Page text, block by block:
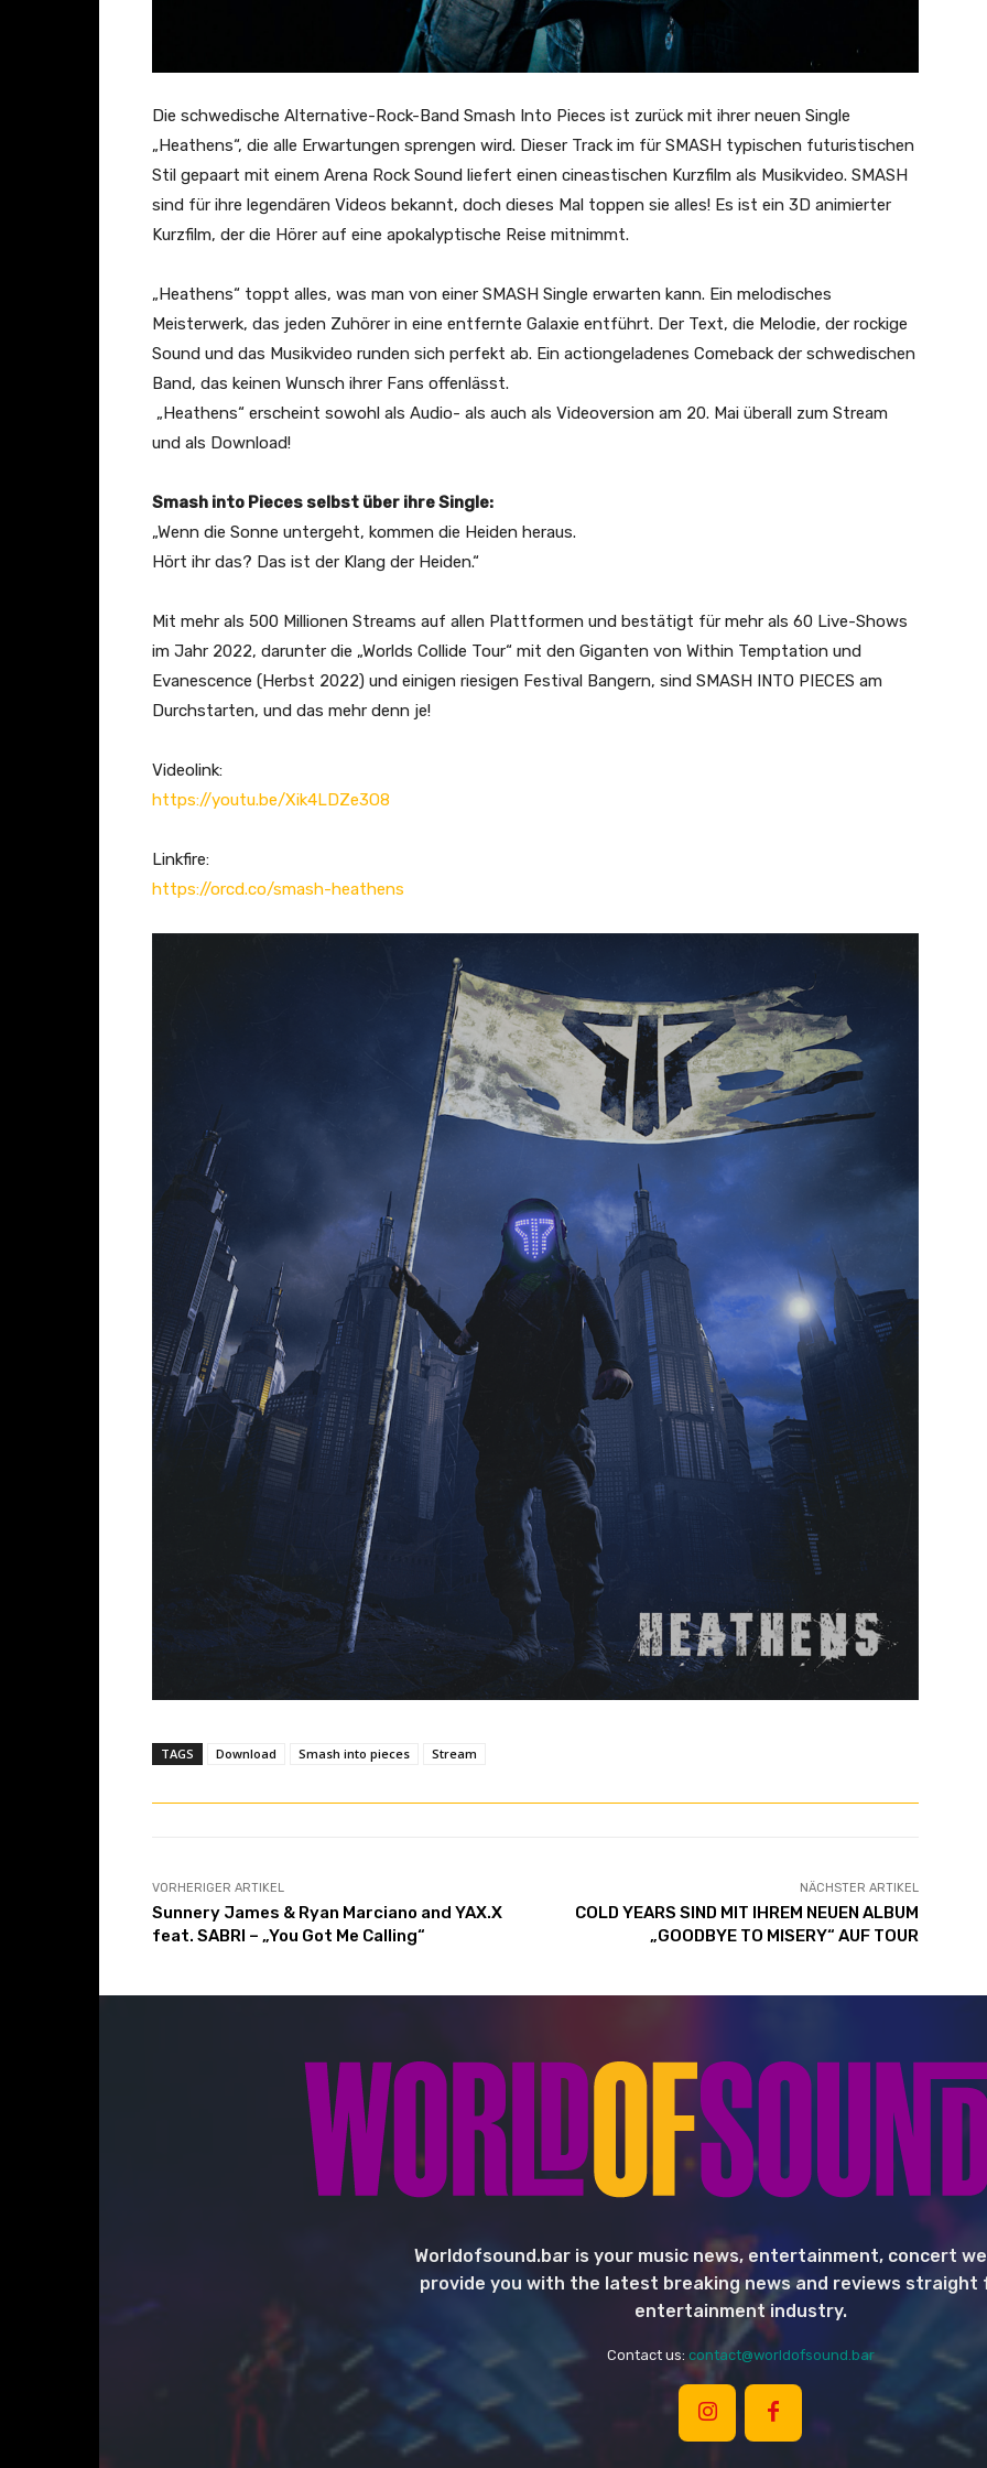
Die schwedische Alternative-Rock-Band Smash Into Pieces ist zurück mit ihrer neuen Single
„Heathens“, die alle Erwartungen sprengen wird. Dieser Track im für SMASH typischen futuristischen
Stil gepaart mit einem Arena Rock Sound liefert einen cineastischen Kurzfilm als Musikvideo. SMASH
sind für ihre legendären Videos bekannt, doch dieses Mal toppen sie alles! Es ist ein 3D animierter
Kurzfilm, der die Hörer auf eine apokalyptische Reise mitnimmt.
„Heathens“ toppt alles, was man von einer SMASH Single erwarten kann. Ein melodisches
Meisterwerk, das jeden Zuhörer in eine entfernte Galaxie entführt. Der Text, die Melodie, der rockige
Sound und das Musikvideo runden sich perfekt ab. Ein actiongeladenes Comeback der schwedischen
Band, das keinen Wunsch ihrer Fans offenlässt.
„Heathens“ erscheint sowohl als Audio- als auch als Videoversion am 20. Mai überall zum Stream
und als Download!
Smash into Pieces selbst über ihre Single:
„Wenn die Sonne untergeht, kommen die Heiden heraus.
Hört ihr das? Das ist der Klang der Heiden.“
Mit mehr als 500 Millionen Streams auf allen Plattformen und bestätigt für mehr als 60 Live-Shows
im Jahr 2022, darunter die „Worlds Collide Tour“ mit den Giganten von Within Temptation und
Evanescence (Herbst 2022) und einigen riesigen Festival Bangern, sind SMASH INTO PIECES am
Durchstarten, und das mehr denn je!
Videolink:
https://youtu.be/Xik4LDZe3O8
Linkfire:
https://orcd.co/smash-heathens
TAGS Download Smash into pieces Stream
VORHERIGER ARTIKEL
Sunnery James & Ryan Marciano and YAX.X
feat. SABRI – „You Got Me Calling“
NÄCHSTER ARTIKEL
COLD YEARS SIND MIT IHREM NEUEN ALBUM
„GOODBYE TO MISERY“ AUF TOUR
Worldofsound.bar is your music news, entertainment, concert
provide you with the latest breaking news and reviews straight
entertainment industry.
Contact us: contact@worldofsound.bar